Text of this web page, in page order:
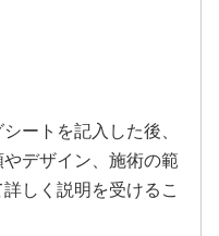
ートを記入した後、
デザイン、施術の範
しく説明を受けるこ